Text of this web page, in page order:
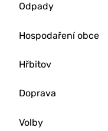
Odpady
Hospodaření obce
Hřbitov
Doprava
Volby